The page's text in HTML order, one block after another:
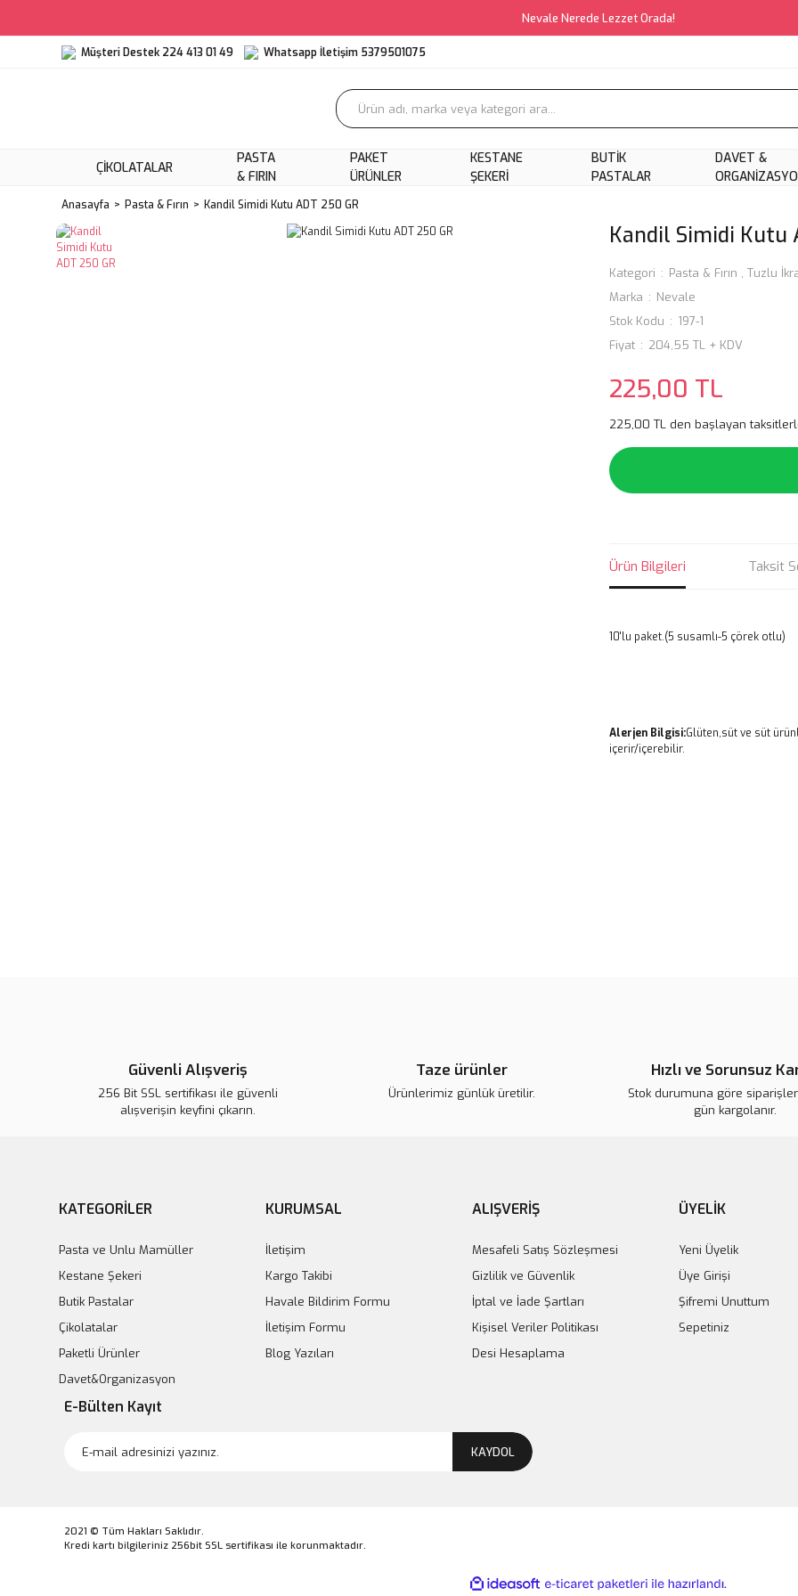
Nevale Nerede Lezzet Orada!
Müşteri Destek 224 413 01 49 Whatsapp İletişim 5379501075
ÇIKOLATALAR
PASTA
& FIRIN
PAKET
ÜRÜNLER
KESTANE
ŞEKERI
BUTIK
PASTALAR
DAVET &
Anasayfa Pasta & Fırın Kandil Simidi Kutu ADT 250 GR
Kandil Simidi Kutu
Kategori Pasta & Fırın , Tuzlu
Marka
Nevale
Stok Kodu
197-1
Fiyat
204,55 TL + KDV
225,00 TL
225,00 TL den başlayan
Ürün Bilgileri Taksit
10'lu paket.(5 susamlı-5 çörek otlu)
Alerjen Bilgisi:Glüten,süt ve süt
içerir/içerebilir.
Güvenli Alışveriş
256 Bit SSL sertifikası ile güvenli
alışverişin keyfini çıkarın.
Taze ürünler
Ürünlerimiz günlük üretilir.
Hızlı ve Sorunsuz
Stok durumuna göre
gün kargolanır.
KATEGORİLER
Pasta ve Unlu Mamüller
Kestane Şekeri
Butik Pastalar
Çikolatalar
Paketli Ürünler
Davet&Organizasyon
KURUMSAL
İletişim
Kargo Takibi
Havale Bildirim Formu
İletişim Formu
Blog Yazıları
ALIŞVERİŞ
Mesafeli Satış Sözleşmesi
Gizlilik ve Güvenlik
İptal ve İade Şartları
Kişisel Veriler Politikası
Desi Hesaplama
ÜYELİK
Yeni Üyelik
Üye Girişi
Şifremi Unuttum
Sepetiniz
E-Bülten Kayıt
KAYDOL
2021 © Tüm Hakları Saklıdır.
Kredi kartı bilgileriniz 256bit SSL sertifikası ile korunmaktadır.
ideasoft
e-